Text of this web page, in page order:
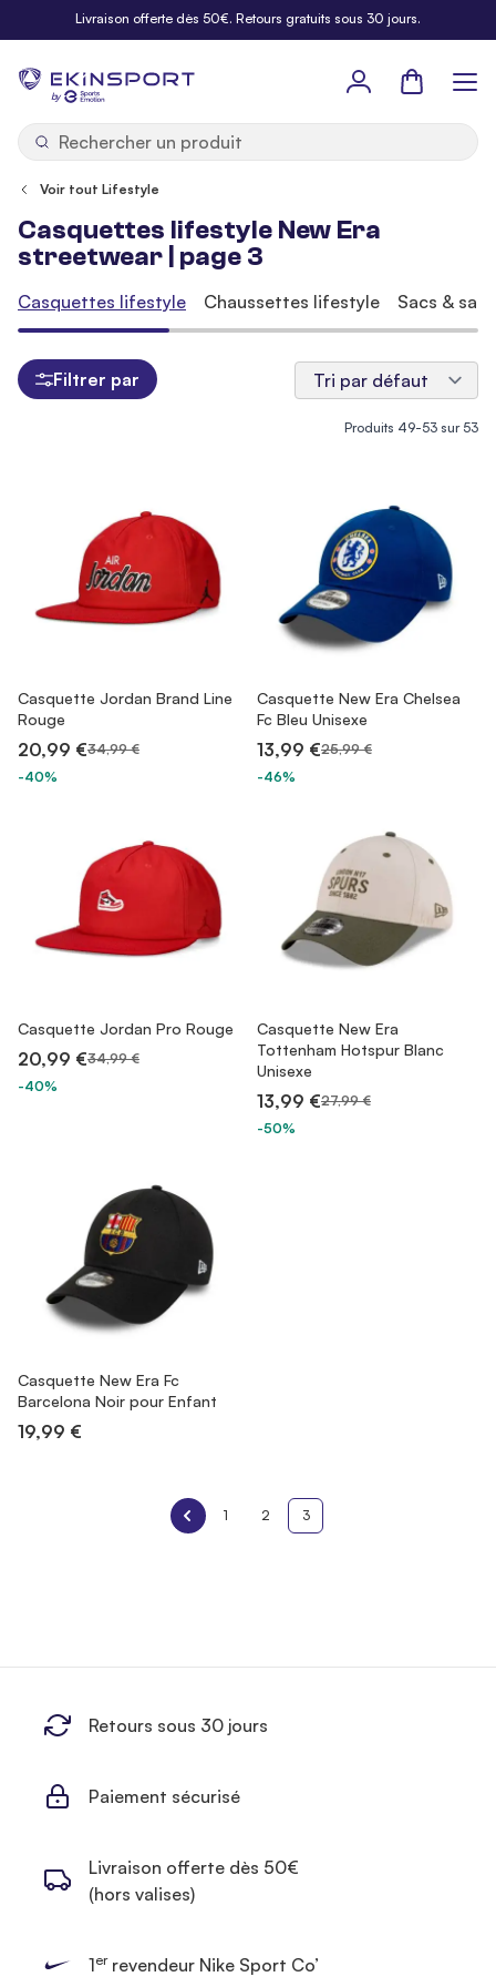
Allez au contenuLivraison offerte dès 50€. Retours gratuits sous 30 jours.
by
Panier
Voir tout Lifestyle
Casquettes lifestyle New Era
streetwear | page 3
Produits 49-53 sur 53
Casquette Jordan Brand Line
Rouge
20,99 €34,99 €
-40%
Casquette New Era Chelsea
Fc Bleu Unisexe
13,99 €25,99 €
-46%
Casquette Jordan Pro Rouge
20,99 €34,99 €
-40%
Casquette New Era
Tottenham Hotspur Blanc
Unisexe
13,99 €27,99 €
-50%
Casquette New Era Fc
Barcelona Noir pour Enfant
19,99 €
1 2 3
Casquettes lifestyle Chaussettes lifestyle Sacs &
Filtrer par
Retours sous 30 jours
Paiement sécurisé
Livraison offerte dès 50€
(hors valises)
1errevendeur Nike Sport Co’